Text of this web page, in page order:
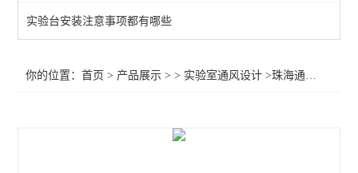
实验台安装注意事项都有哪些
你的位置：首页 > 产品展示 > > 实验室通风设计 >珠海通排风工程